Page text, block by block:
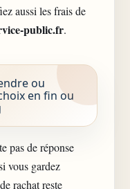
aussi les frais de
public.fr.
ou
en fin ou
pas de réponse
vous gardez
rachat reste